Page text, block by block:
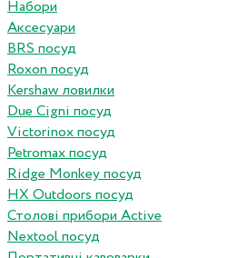
Набори
Аксесуари
BRS посуд
Roxon посуд
Kershaw ловилки
Due Cigni посуд
Victorinox посуд
Petromax посуд
Ridge Monkey посуд
HX Outdoors посуд
Столові прибори Active
Nextool посуд